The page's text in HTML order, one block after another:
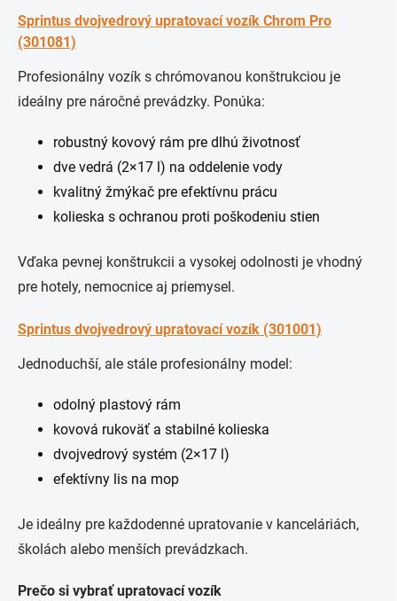
Sprintus dvojvedrový upratovací vozík Chrom Pro
(301081)
Profesionálny vozík s chrómovanou konštrukciou je
ideálny pre náročné prevádzky. Ponúka:
robustný kovový rám pre dlhú životnosť
dve vedrá (2×17 l) na oddelenie vody
kvalitný žmýkač pre efektívnu prácu
kolieska s ochranou proti poškodeniu stien
Vďaka pevnej konštrukcii a vysokej odolnosti je vhodný
pre hotely, nemocnice aj priemysel.
Sprintus dvojvedrový upratovací vozík (301001)
Jednoduchší, ale stále profesionálny model:
odolný plastový rám
kovová rukoväť a stabilné kolieska
dvojvedrový systém (2×17 l)
efektívny lis na mop
Je ideálny pre každodenné upratovanie v kanceláriách,
školách alebo menších prevádzkach.
Prečo si vybrať upratovací vozík